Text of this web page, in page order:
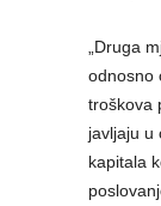
„Druga
odnosno
troškova
javljaju u
kapitala